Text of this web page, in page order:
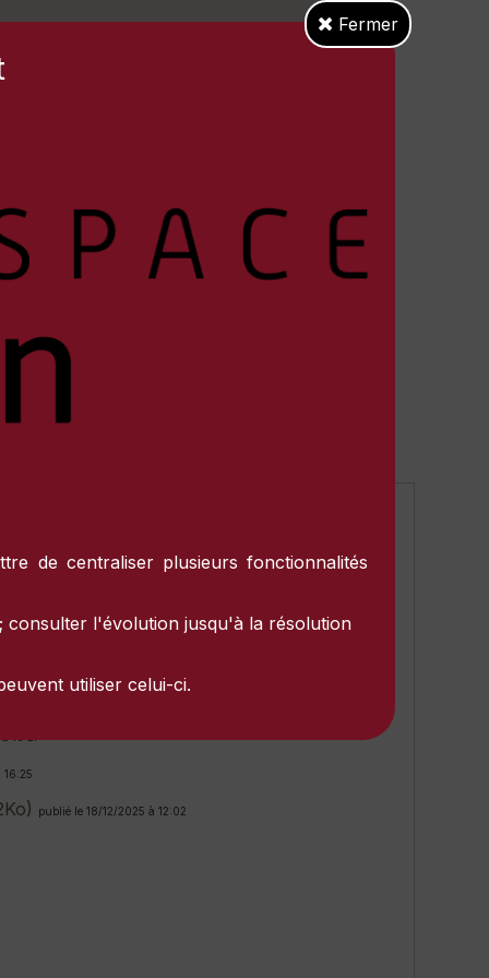
bimestriel, entre le 10 et le 15 des mois de
sera égal à 80 % du total de la facture
le retourner avec un RIB, impérativement
publié le 18/12/2025 à 12:02
Fermer
de centraliser plusieurs fonctionnalités
consulter l'évolution jusqu'à la résolution
utiliser celui-ci.